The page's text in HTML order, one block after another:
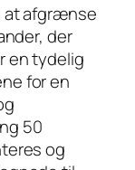
at afgrænse
der
en tydelig
for en
50
og